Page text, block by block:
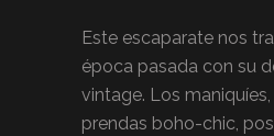
Este escaparate nos
época pasada con su
vintage. Los
prendas boho-chic,